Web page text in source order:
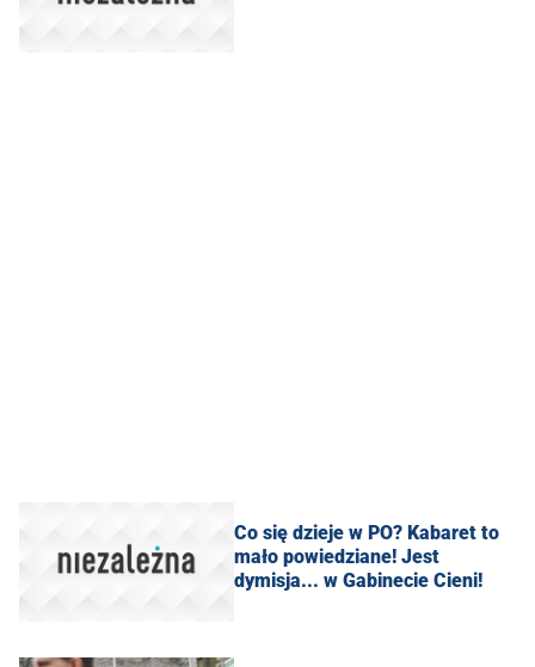
Co się dzieje w PO? Kabaret to
mało powiedziane! Jest
dymisja... w Gabinecie Cieni!